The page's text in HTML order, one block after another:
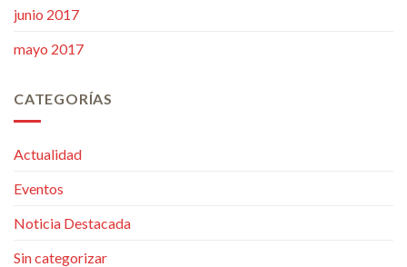
junio 2017
mayo 2017
CATEGORÍAS
Actualidad
Eventos
Noticia Destacada
Sin categorizar